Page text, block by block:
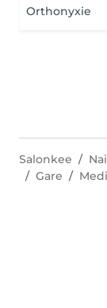
Orthonyxie
Salonkee
Gare